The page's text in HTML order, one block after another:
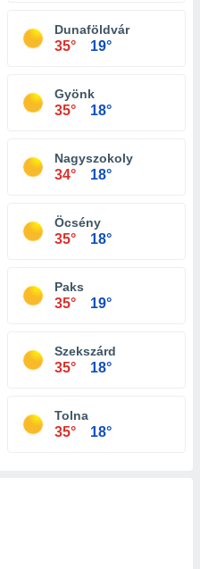
Dunaföldvár
35° 19°
Gyönk
35° 18°
Nagyszokoly
34° 18°
Öcsény
35° 18°
Paks
35° 19°
Szekszárd
35° 18°
Tolna
35° 18°